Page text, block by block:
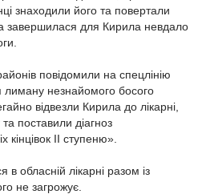
знаходили його та повертали
завершилася для Кирила невдало
повідомили на спецлінію
незнайомого босого
відвезли Кирила до лікарні,
поставили діагноз
II ступеню».
обласній лікарні разом із
не загрожує.